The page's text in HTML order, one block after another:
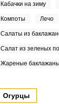
Кабачки на зиму
Компоты Лечо
Салаты из
Салат из зеленых
Жареные
Огурцы